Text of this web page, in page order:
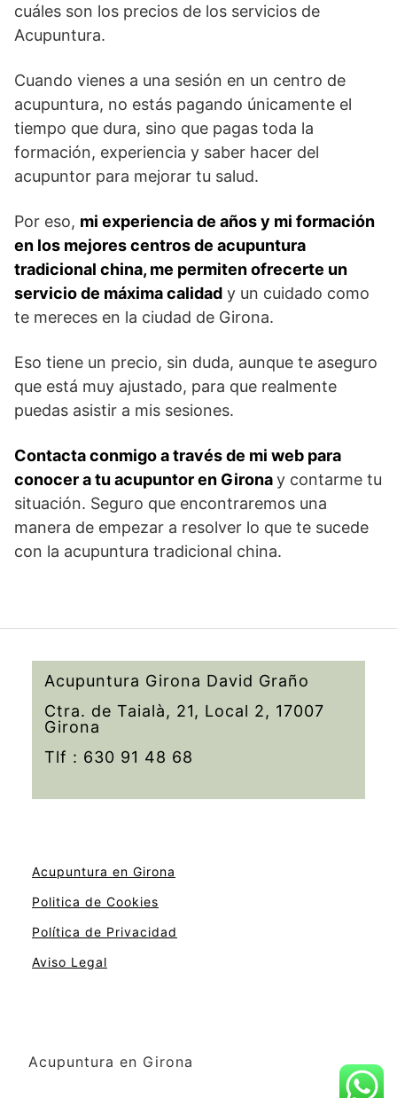
cuáles son los precios de los servicios de
Acupuntura.
Cuando vienes a una sesión en un centro de
acupuntura, no estás pagando únicamente el
tiempo que dura, sino que pagas toda la
formación, experiencia y saber hacer del
acupuntor para mejorar tu salud.
Por eso, mi experiencia de años y mi formación
en los mejores centros de acupuntura
tradicional china, me permiten ofrecerte un
servicio de máxima calidad y un cuidado como
te mereces en la ciudad de Girona.
Eso tiene un precio, sin duda, aunque te aseguro
que está muy ajustado, para que realmente
puedas asistir a mis sesiones.
Contacta conmigo a través de mi web para
conocer a tu acupuntor en Gironay contarme tu
situación. Seguro que encontraremos una
manera de empezar a resolver lo que te sucede
con la acupuntura tradicional china.
Acupuntura Girona David Graño
Ctra. de Taialà, 21, Local 2, 17007
Girona
Tlf : 630 91 48 68
Acupuntura en Girona
Politica de Cookies
Política de Privacidad
Aviso Legal
Acupuntura en Girona